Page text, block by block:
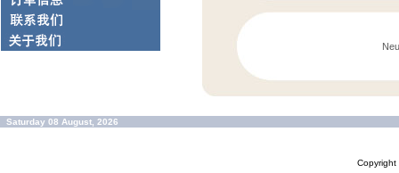
Saturday 08 August, 2026